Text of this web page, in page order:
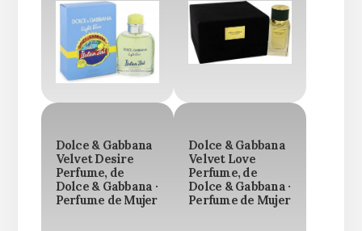
Dolce & Gabbana
Velvet Desire
Perfume, de
Dolce & Gabbana ·
Perfume de Mujer
Dolce & Gabbana
Velvet Love
Perfume, de
Dolce & Gabbana ·
Perfume de Mujer